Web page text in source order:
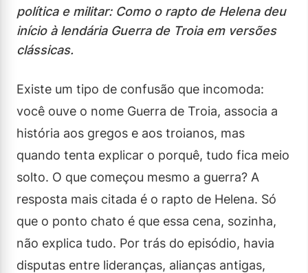
política e militar: Como o rapto de Helena deu
início à lendária Guerra de Troia em versões
clássicas.
Existe um tipo de confusão que incomoda:
você ouve o nome Guerra de Troia, associa a
história aos gregos e aos troianos, mas
quando tenta explicar o porquê, tudo fica meio
solto. O que começou mesmo a guerra? A
resposta mais citada é o rapto de Helena. Só
que o ponto chato é que essa cena, sozinha,
não explica tudo. Por trás do episódio, havia
disputas entre lideranças, alianças antigas,